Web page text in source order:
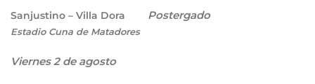
Sanjustino – Villa Dora Postergado
Estadio Cuna de Matadores
Viernes 2 de agosto